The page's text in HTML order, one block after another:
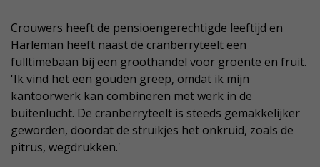
Crouwers heeft de pensioengerechtigde leeftijd en
Harleman heeft naast de cranberryteelt een
fulltimebaan bij een groothandel voor groente en fruit.
'Ik vind het een gouden greep, omdat ik mijn
kantoorwerk kan combineren met werk in de
buitenlucht. De cranberryteelt is steeds gemakkelijker
geworden, doordat de struikjes het onkruid, zoals de
pitrus, wegdrukken.'